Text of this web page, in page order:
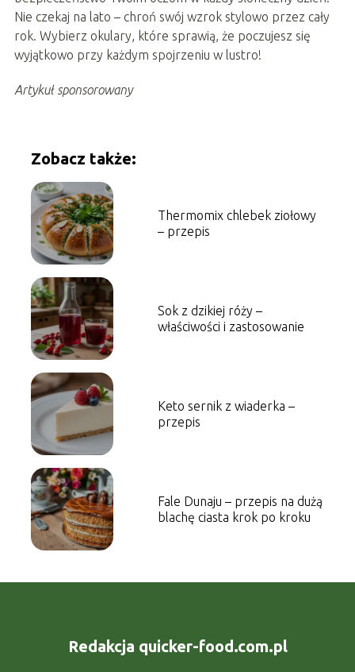
Nie czekaj na lato – chroń swój wzrok stylowo przez cały
rok. Wybierz okulary, które sprawią, że poczujesz się
wyjątkowo przy każdym spojrzeniu w lustro!
Artykuł sponsorowany
Zobacz także:
Thermomix chlebek ziołowy
– przepis
Sok z dzikiej róży –
właściwości i zastosowanie
Keto sernik z wiaderka –
przepis
Fale Dunaju – przepis na dużą
blachę ciasta krok po kroku
Redakcja quicker-food.com.pl